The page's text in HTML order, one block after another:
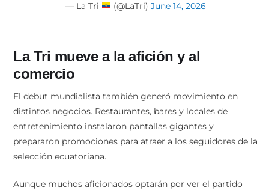
— La Tri (@LaTri) June 14, 2026
La Tri mueve a la afición y al
comercio
El debut mundialista también generó movimiento en
distintos negocios. Restaurantes, bares y locales de
entretenimiento instalaron pantallas gigantes y
prepararon promociones para atraer a los seguidores de la
selección ecuatoriana.
Aunque muchos aficionados optarán por ver el partido